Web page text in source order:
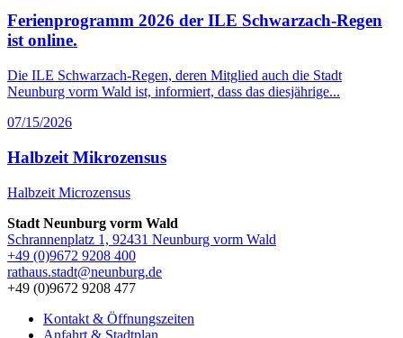
Ferienprogramm 2026 der ILE Schwarzach-Regen
ist online.
Die ILE Schwarzach-Regen, deren Mitglied auch die Stadt
Neunburg vorm Wald ist, informiert, dass das diesjährige...
07/15/2026
Halbzeit Mikrozensus
Halbzeit Microzensus
Stadt Neunburg vorm Wald
Schrannenplatz 1, 92431 Neunburg vorm Wald
+49 (0)9672 9208 400
rathaus.stadt@neunburg.de
+49 (0)9672 9208 477
Kontakt & Öffnungszeiten
Anfahrt & Stadtplan